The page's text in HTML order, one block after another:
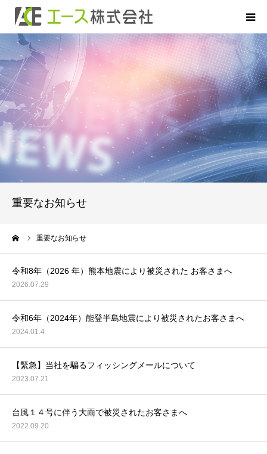
重要なお知らせ
重要なお知らせ
令和8年（2026 年）熊本地震により被災された お客さまへ
2026.07.29
令和6年（2024年）能登半島地震により被災されたお客さまへ
2024.01.4
【緊急】当社を騙るフィッシングメールについて
2023.07.21
台風１４号に伴う大雨で被災されたお客さまへ
2022.09.20
HOME
お申込について
お借入について
ご返済について
会社概要
お問合せ